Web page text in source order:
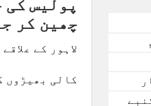
چھین کر
لاہور کے
کالی بھیڑوں